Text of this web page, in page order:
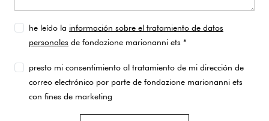
he leído la información sobre el tratamiento de datos
personales de fondazione marionanni ets *
presto mi consentimiento al tratamiento de mi dirección de
correo electrónico por parte de fondazione marionanni ets
con fines de marketing